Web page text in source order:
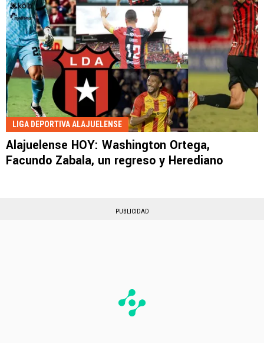
LIGA DEPORTIVA ALAJUELENSE
Alajuelense HOY: Washington Ortega,
Facundo Zabala, un regreso y Herediano
PUBLICIDAD